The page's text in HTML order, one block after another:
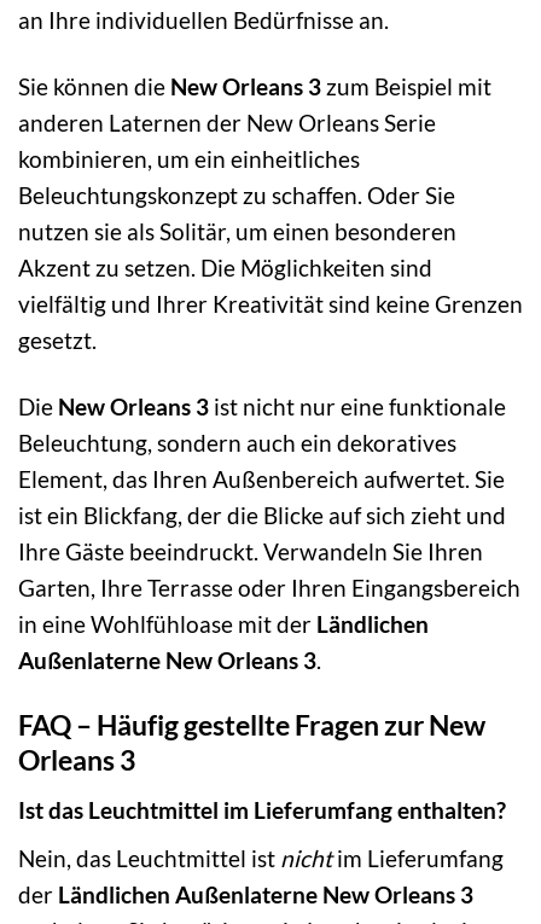
an Ihre individuellen Bedürfnisse an.
Sie können die New Orleans 3 zum Beispiel mit
anderen Laternen der New Orleans Serie
kombinieren, um ein einheitliches
Beleuchtungskonzept zu schaffen. Oder Sie
nutzen sie als Solitär, um einen besonderen
Akzent zu setzen. Die Möglichkeiten sind
vielfältig und Ihrer Kreativität sind keine Grenzen
gesetzt.
Die New Orleans 3 ist nicht nur eine funktionale
Beleuchtung, sondern auch ein dekoratives
Element, das Ihren Außenbereich aufwertet. Sie
ist ein Blickfang, der die Blicke auf sich zieht und
Ihre Gäste beeindruckt. Verwandeln Sie Ihren
Garten, Ihre Terrasse oder Ihren Eingangsbereich
in eine Wohlfühloase mit der Ländlichen
Außenlaterne New Orleans 3
FAQ – Häufig gestellte Fragen zur New
Orleans 3
Ist das Leuchtmittel im Lieferumfang enthalten?
Nein, das Leuchtmittel ist nichtim Lieferumfang
der Ländlichen Außenlaterne New Orleans 3